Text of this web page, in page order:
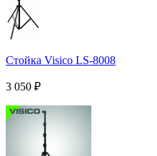
Стойка Visico LS-8008
3 050 ₽